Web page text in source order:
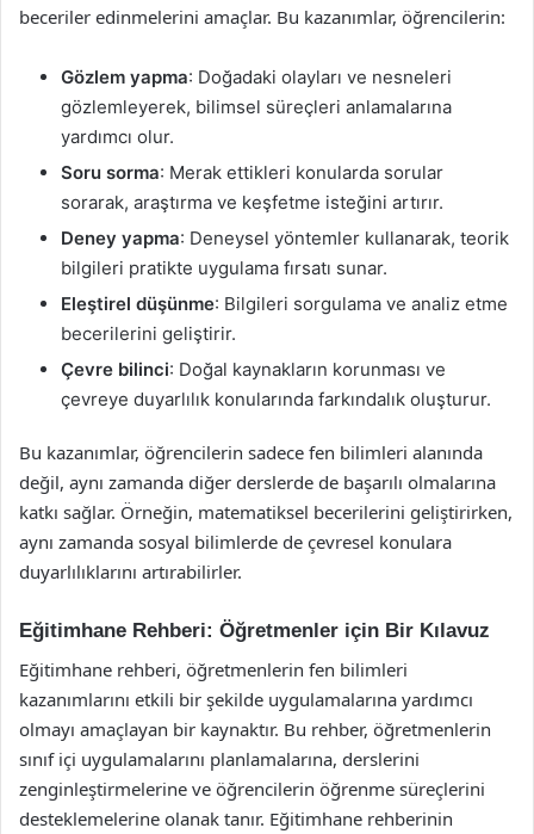
beceriler edinmelerini amaçlar. Bu kazanımlar, öğrencilerin:
Gözlem yapma: Doğadaki olayları ve nesneleri
gözlemleyerek, bilimsel süreçleri anlamalarına
yardımcı olur.
Soru sorma: Merak ettikleri konularda sorular
sorarak, araştırma ve keşfetme isteğini artırır.
Deney yapma: Deneysel yöntemler kullanarak, teorik
bilgileri pratikte uygulama fırsatı sunar.
Eleştirel düşünme: Bilgileri sorgulama ve analiz etme
becerilerini geliştirir.
Çevre bilinci: Doğal kaynakların korunması ve
çevreye duyarlılık konularında farkındalık oluşturur.
Bu kazanımlar, öğrencilerin sadece fen bilimleri alanında
değil, aynı zamanda diğer derslerde de başarılı olmalarına
katkı sağlar. Örneğin, matematiksel becerilerini geliştirirken,
aynı zamanda sosyal bilimlerde de çevresel konulara
duyarlılıklarını artırabilirler.
Eğitimhane Rehberi: Öğretmenler için Bir Kılavuz
Eğitimhane rehberi, öğretmenlerin fen bilimleri
kazanımlarını etkili bir şekilde uygulamalarına yardımcı
olmayı amaçlayan bir kaynaktır. Bu rehber, öğretmenlerin
sınıf içi uygulamalarını planlamalarına, derslerini
zenginleştirmelerine ve öğrencilerin öğrenme süreçlerini
desteklemelerine olanak tanır. Eğitimhane rehberinin